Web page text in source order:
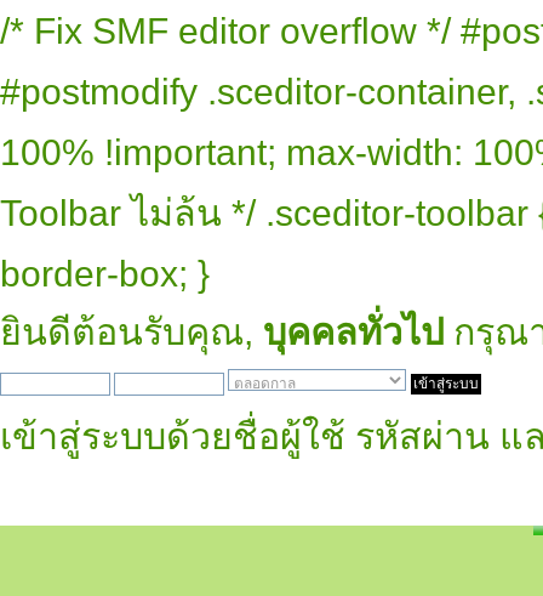
/* Fix SMF editor overflow */
#postmodify .sceditor-container,
100% !important; max-width:
Toolbar ไม่ล้น */ .sceditor-
border-box; }
ยินดีต้อนรับคุณ, บุคคลทั่วไป กรุณ
เข้าสู่ระบบด้วยชื่อผู้ใช้ รหัสผ่าน แ